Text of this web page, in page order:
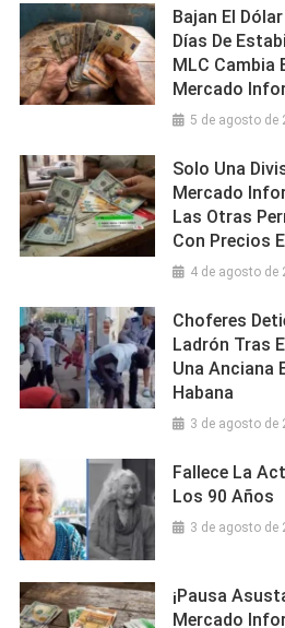
Bajan El
Días De
MLC Cambia
Mercado
5 de agosto de
Solo Una
Mercado
Las Otras
Con Precios
4 de agosto de
Choferes
Ladrón Tras
Una Anciana
Habana
3 de agosto de
Fallece La
Los 90 Años
3 de agosto de
¡Pausa
Mercado